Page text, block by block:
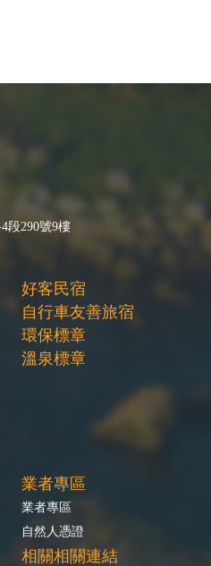
段290號9樓
好客民宿
自行車友善旅宿
環保標章
溫泉標章
業者專區
業者專區
自然人憑證
相關相關連結